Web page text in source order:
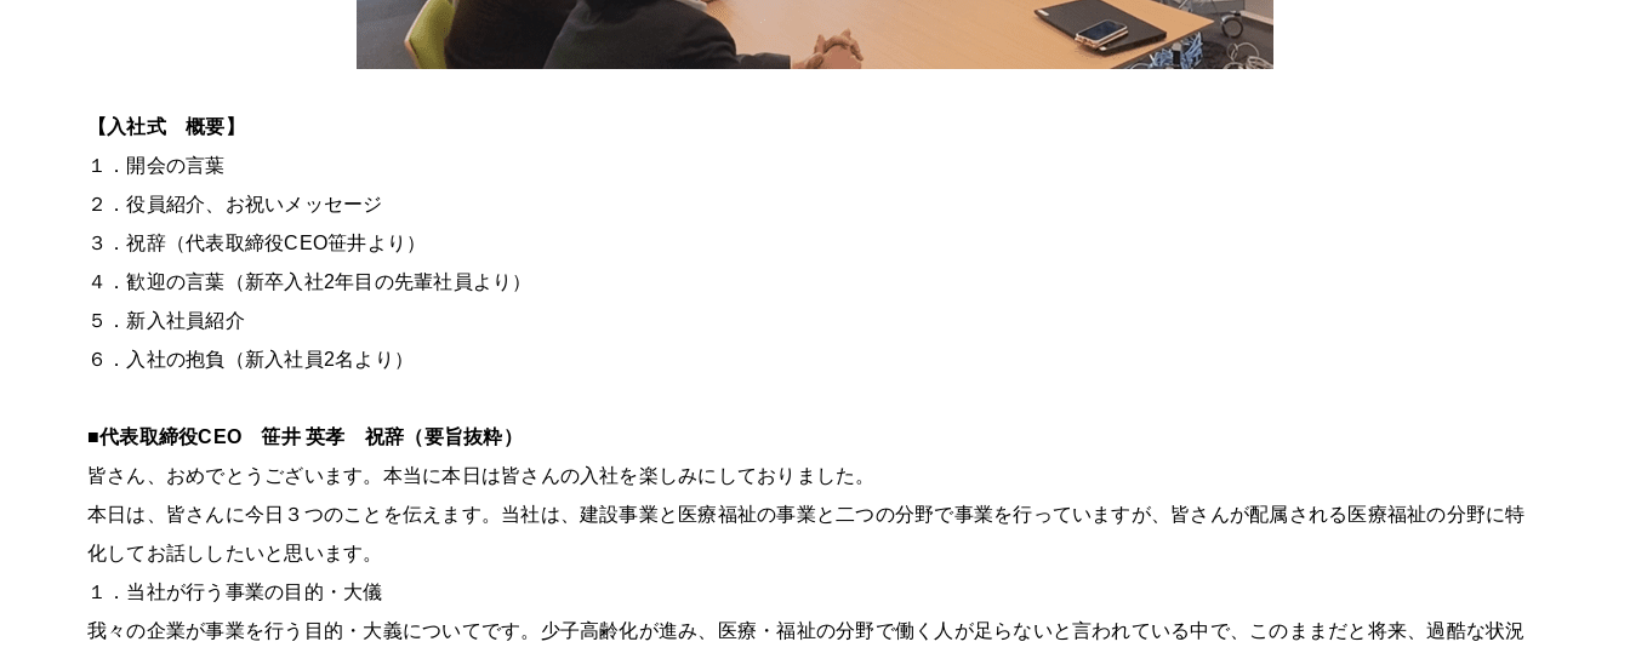
【入社式 概要】
１．開会の言葉
２．役員紹介、お祝いメッセージ
３．祝辞（代表取締役CEO笹井より）
４．歓迎の言葉（新卒入社2年目の先輩社員より）
５．新入社員紹介
６．入社の抱負（新入社員2名より）
■代表取締役CEO 笹井 英孝 祝辞（要旨抜粋）
皆さん、おめでとうございます。本当に本日は皆さんの入社を楽しみにしておりました。
本日は、皆さんに今日３つのことを伝えます。当社は、建設事業と医療福祉の事業と二つの分野で事業を行っていますが、皆さんが配属される医療福祉の分野に特
化してお話ししたいと思います。
１．当社が行う事業の目的・大儀
我々の企業が事業を行う目的・大義についてです。少子高齢化が進み、医療・福祉の分野で働く人が足らないと言われている中で、このままだと将来、過酷な状況